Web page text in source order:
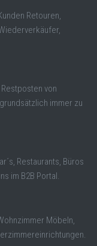
Retouren,
von
immer zu
Restaurants, Büros
im B2B Portal.
Möbeln,